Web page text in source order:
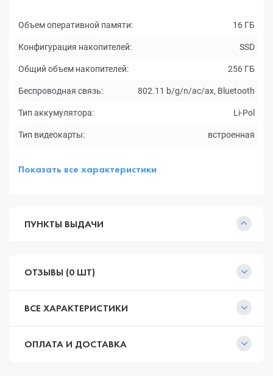
Объем оперативной памяти: 16 ГБ
Конфигурация накопителей: SSD
Общий объем накопителей: 256 ГБ
Беспроводная связь: 802.11 b/g/n/ac/ax, Bluetooth
Тип аккумулятора: Li-Pol
Тип видеокарты: встроенная
Показать все характеристики
ПУНКТЫ ВЫДАЧИ
ОТЗЫВЫ (0 ШТ)
ВСЕ ХАРАКТЕРИСТИКИ
ОПЛАТА И ДОСТАВКА